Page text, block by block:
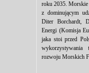
roku 2035. Morskie
z dominującym
Diter Borchardt,
Energi (Komisja
jaka stoi przed
rozwoju Morskich